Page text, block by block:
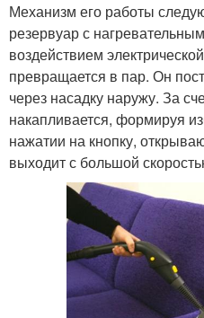
Механизм его работы
резервуар с
воздействием
превращается в пар. Он
через насадку наружу. За
накапливается, формируя
нажатии на кнопку,
выходит с большой